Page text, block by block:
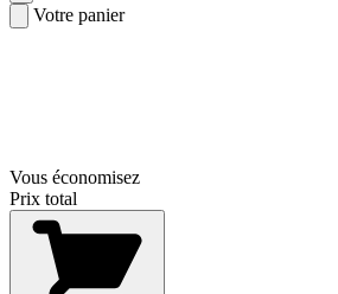
Votre panier
Vous économisez
Prix total